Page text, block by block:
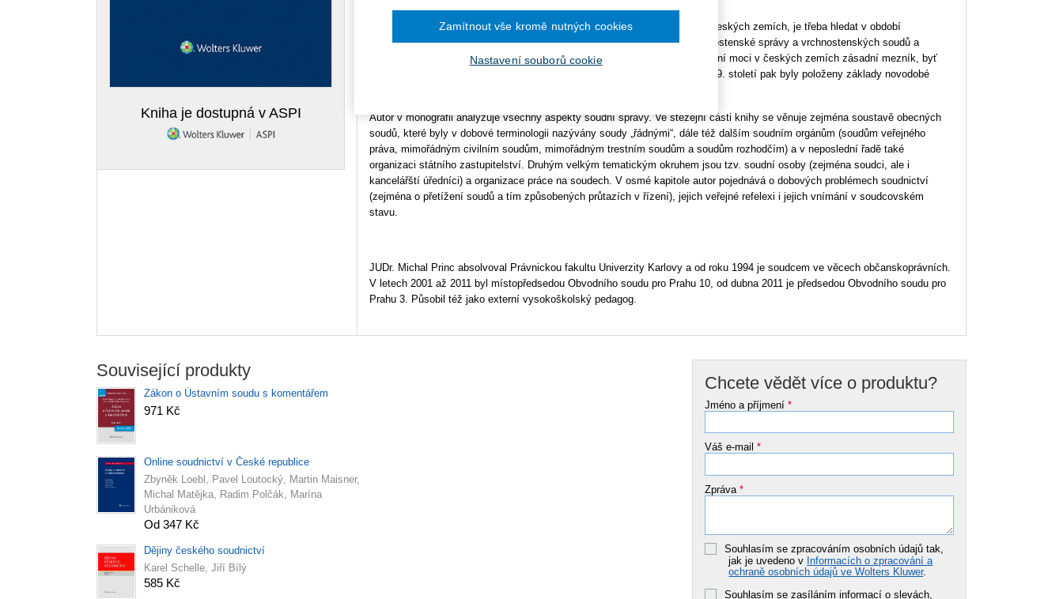
Kniha je dostupná v ASPI
Historické kořeny, z nichž vyrůstá současný model výkonu soudní moci v českých zemích, je třeba hledat v období
následujícím po roce 1848. Revoluční rok 1848, který přinesl zrušení vrchnostenské správy a vrchnostenských soudů a
zavedení soustavy obecných soudů, představuje pro vývoj organizace soudní moci v českých zemích zásadní mezník, byť
nová soustava začala fakticky působit až v polovině roku 1850. Do konce 19. století pak byly položeny základy novodobé
Autor v monografii analyzuje všechny aspekty soudní správy. Ve stěžejní části knihy se věnuje zejména soustavě obecných
soudů, které byly v dobové terminologii nazývány soudy „řádnými“, dále též dalším soudním orgánům (soudům veřejného
práva, mimořádným civilním soudům, mimořádným trestním soudům a soudům rozhodčím) a v neposlední řadě také
organizaci státního zastupitelství. Druhým velkým tematickým okruhem jsou tzv. soudní osoby (zejména soudci, ale i
kancelářští úředníci) a organizace práce na soudech. V osmé kapitole autor pojednává o dobových problémech soudnictví
(zejména o přetížení soudů a tím způsobených průtazích v řízení), jejich veřejné refelexi i jejich vnímání v soudcovském
stavu.
JUDr. Michal Princ absolvoval Právnickou fakultu Univerzity Karlovy a od roku 1994 je soudcem ve věcech občanskoprávních.
V letech 2001 až 2011 byl místopředsedou Obvodního soudu pro Prahu 10, od dubna 2011 je předsedou Obvodního soudu pro
Prahu 3. Působil též jako externí vysokoškolský pedagog.
Související produkty
Zákon o Ústavním soudu s komentářem
971 Kč
Online soudnictví v České republice
Zbyněk Loebl, Pavel Loutocký, Martin Maisner,
Michal Matějka, Radim Polčák, Marína
Urbániková
Od 347 Kč
Dějiny českého soudnictví
Karel Schelle, Jiří Bílý
585 Kč
Chcete vědět více o produktu?
Jméno a příjmení*
Váš e-mail*
Zpráva*
Souhlasím se zpracováním osobních údajů tak,
jak je uvedeno v Informacích o zpracování a
ochraně osobních údajů ve Wolters Kluwer.
Souhlasím se zasíláním informací o slevách,
Nastavení souborů cookie
Zamítnout vše kromě nutných cookies